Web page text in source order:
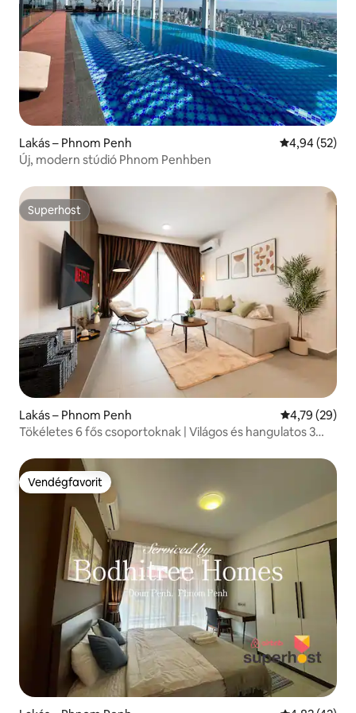
Lakás – Phnom Penh Átlagos
4,94 (52)
Új, modern stúdió Phnom Penhben
Superhost
Superhost
Lakás – Phnom Penh Átlagos
4,79 (29)
Tökéletes 6 fős csoportoknak | Világos és hangulatos 3
Vendégfavorit
Vendégfavorit